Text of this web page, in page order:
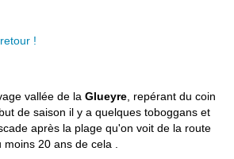
vallée de la Glueyre , repérant du coin
de saison il y a quelques toboggans et
après la plage qu'on voit de la route
20 ans de cela .